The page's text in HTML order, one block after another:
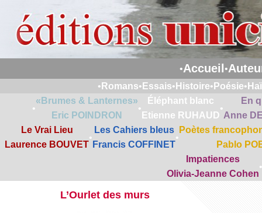
•Accueil •
• Romans• Essais• Histoire• Poésie•
•
«Brumes & Lanternes»
Eric POINDRON
•
Éléphant blanc
Etienne RUHAUD
•
En
Anne
Le Vrai Lieu
Laurence BOUVET
•
Les Cahiers bleus
Francis COFFINET
•
Poètes
Pablo
Impatiences
Olivia-Jeanne Cohen
•
L’Ourlet des murs